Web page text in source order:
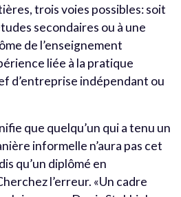
trois voies possibles: soit
secondaires ou à une
de l’enseignement
liée à la pratique
d’entreprise indépendant ou
que quelqu’un qui a tenu un
informelle n’aura pas cet
qu’un diplômé en
l’erreur. «Un cadre